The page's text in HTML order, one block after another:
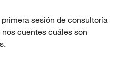
primera sesión de consultoría
nos cuentes cuáles son